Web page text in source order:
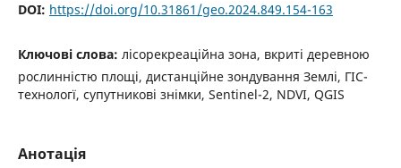
DOI: https://doi.org/10.31861/geo.2024.849.154-163
Ключові слова: лісорекреаційна зона, вкриті деревною
рослинністю площі, дистанційне зондування Землі, ГІС-
технологї, супутникові знімки, Sentinel-2, NDVI, QGIS
Анотація